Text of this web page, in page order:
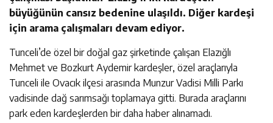
büyüğünün cansız bedenine ulaşıldı. Diğer kardeşi
için arama çalışmaları devam ediyor.
Tunceli’de özel bir doğal gaz şirketinde çalışan Elazığlı
Mehmet ve Bozkurt Aydemir kardeşler, özel araçlarıyla
Tunceli ile Ovacık ilçesi arasında Munzur Vadisi Milli Parkı
vadisinde dağ sarımsağı toplamaya gitti. Burada araçlarını
park eden kardeşlerden bir daha haber alınamadı.